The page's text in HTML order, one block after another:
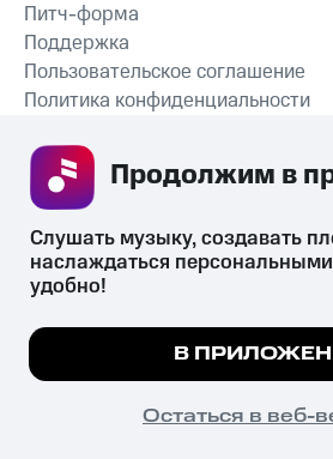
СКАЧАТЬ
Питч-форма
Поддержка
Пользовательское соглашение
Политика конфиденциальности
психотропных веществ, их аналогов
их незаконный оборот запрещён и
законодательством ответственность.
© 2026 ООО «КИОН».
Все права защищены
Мы используем куки, чтобы на
Подробнее
ПОНЯТНО
Слушать музыку, создавать
наслаждаться
удобно!
В
Остаться в веб-